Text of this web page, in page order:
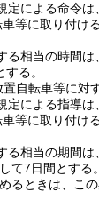
定による命令は
等に取り付け
る相当の時間は、
る。
自転車等に対
定による指導は
等に取り付け
る相当の期間は、
て7日間とする。
るときは、こ